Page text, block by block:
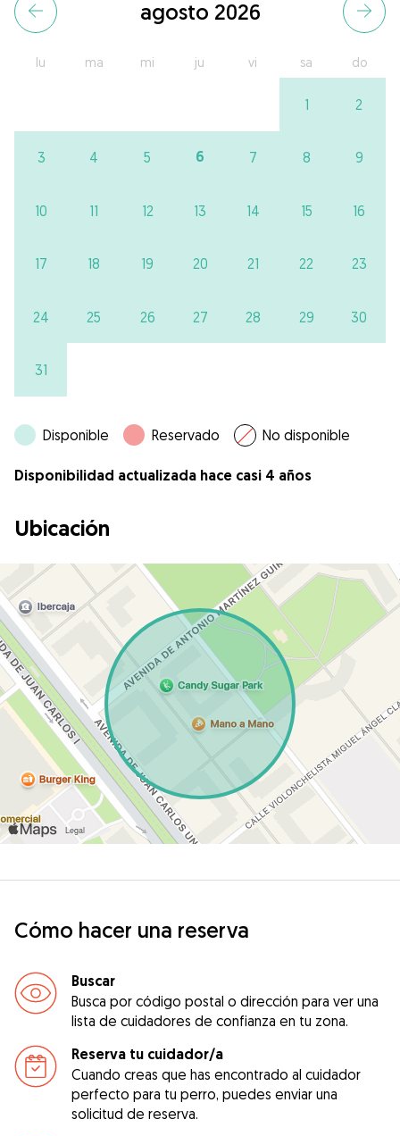
agosto 2026
lu ma mi ju vi sa do
1 2
3 4 5 6 7 8 9
10 11 12 13 14 15 16
17 18 19 20 21 22 23
24 25 26 27 28 29 30
31
Disponible Reservado No disponible
Disponibilidad actualizada hace casi 4 años
Ubicación
Cómo hacer una reserva
Buscar
Busca por código postal o dirección para ver una
lista de cuidadores de confianza en tu zona.
Reserva tu cuidador/a
Cuando creas que has encontrado al cuidador
perfecto para tu perro, puedes enviar una
solicitud de reserva.